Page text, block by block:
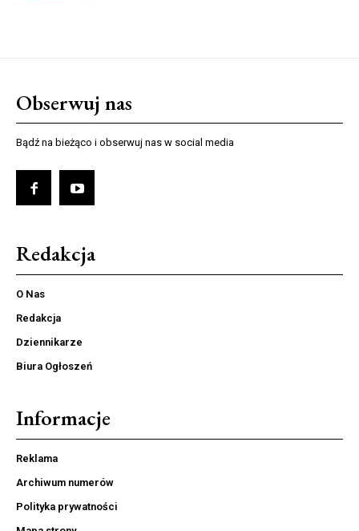
Obserwuj nas
Bądź na bieżąco i obserwuj nas w social media
Redakcja
O Nas
Redakcja
Dziennikarze
Biura Ogłoszeń
Informacje
Reklama
Archiwum numerów
Polityka prywatności